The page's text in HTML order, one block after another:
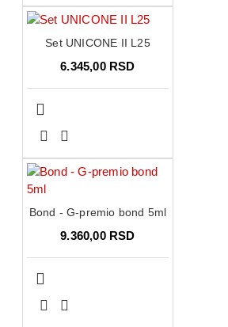
Set UNICONE II L25
6.345,00 RSD
Bond - G-premio bond 5ml
9.360,00 RSD